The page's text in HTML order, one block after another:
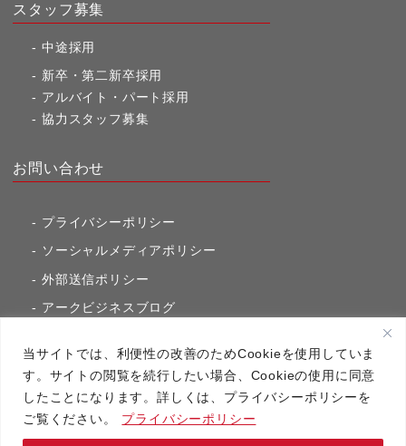
当サイトでは、利便性の改善のためCookieを使用していま
す。サイトの閲覧を続行したい場合、Cookieの使用に同意
したことになります。詳しくは、プライバシーポリシーを
ご覧ください。
プライバシーポリシー
スタッフ募集
中途採用
新卒・第二新卒採用
アルバイト・パート採用
協力スタッフ募集
お問い合わせ
プライバシーポリシー
ソーシャルメディアポリシー
外部送信ポリシー
アークビジネスブログ
アーク・コミュニケーションズ
Copyright（C）2020 アーク・コミュニケーションズ All RightsReserved.